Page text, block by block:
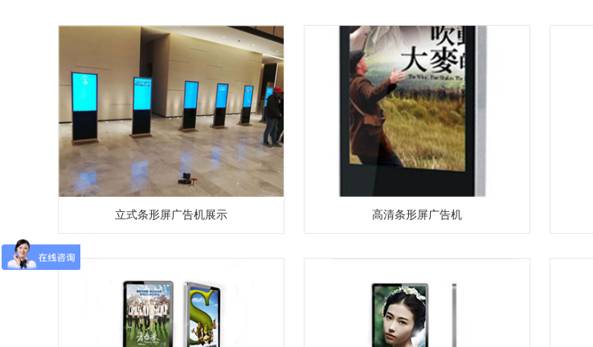
立式条形屏广告机展示 高清条形屏广告机